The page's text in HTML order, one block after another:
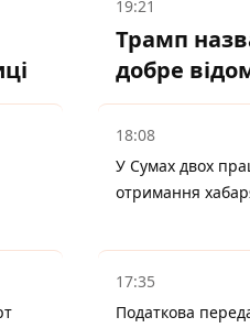
19:21
Трамп
добре
18:08
У Сумах двох
отримання
17:35
Податкова